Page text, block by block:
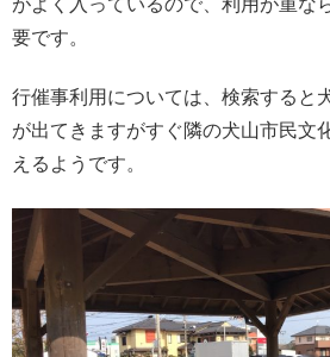
要です。
行催事利用については、検索すると
が出てきますがすぐ隣の犬山市民文
えるようです。